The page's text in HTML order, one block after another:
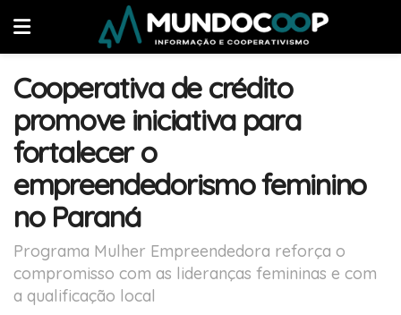
Cooperativa de crédito
promove iniciativa para
fortalecer o
empreendedorismo feminino
no Paraná
Programa Mulher Empreendedora reforça o
compromisso com as lideranças femininas e com
a qualificação local